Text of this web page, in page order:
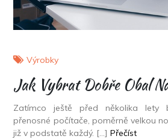
Výrobky
Jak Vybrat Dobře Obal
Zatímco ještě před několika lety
přenosné počítače, poměrně velkou
již v podstatě každý. […] Přečíst